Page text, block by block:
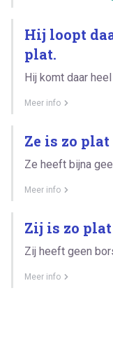
Hij loopt
plat.
Hij komt daar heel
Meer info
Ze is zo
Ze heeft bijna
Meer info
Zij is zo
Zij heeft geen
Meer info